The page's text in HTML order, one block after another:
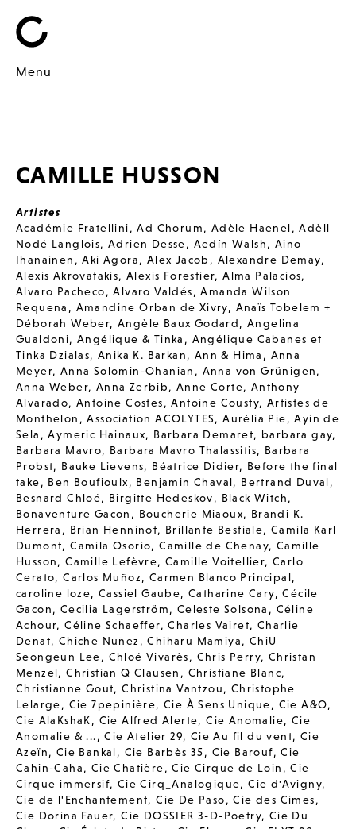
Menu
CAMILLE HUSSON
Artistes
Académie Fratellini,Ad Chorum, Adèle Haenel,Adèll
Nodé Langlois,Adrien Desse, Aedín Walsh, Aino
Ihanainen ,Aki Agora, Alex Jacob , Alexandre Demay,
Alexis Akrovatakis,Alexis Forestier,Alma Palacios,
Alvaro Pacheco,Alvaro Valdés,Amanda Wilson
Requena , Amandine Orban de Xivry, Anaïs Tobelem +
Déborah Weber,Angèle Baux Godard,Angelina
Gualdoni,Angélique & Tinka , Angélique Cabanes et
Tinka Dzialas,Anika K. Barkan, Ann & Hima , Anna
Meyer, Anna Solomin-Ohanian , Anna von Grünigen,
Anna Weber, Anna Zerbib,Anne Corte, Anthony
Alvarado,Antoine Costes,Antoine Cousty, Artistes de
Monthelon ,Association ACOLYTES,Aurélia Pie,Ayin de
Sela ,Aymeric Hainaux, Barbara Demaret, barbara gay,
Barbara Mavro, Barbara Mavro Thalassitis, Barbara
Probst, Bauke Lievens, Béatrice Didier, Before the final
take, Ben Boufioulx, Benjamin Chaval, Bertrand Duval,
Besnard Chloé, Birgitte Hedeskov, Black Witch,
Bonaventure Gacon , Boucherie Miaoux, Brandi K.
Herrera , Brian Henninot, Brillante Bestiale,Camila Karl
Dumont,Camila Osorio,Camille de Chenay, Camille
Husson,Camille Lefèvre,Camille Voitellier,Carlo
Cerato,Carlos Muñoz, Carmen Blanco Principal,
caroline loze,Cassiel Gaube,Catharine Cary,Cécile
Gacon, Cecilia Lagerström, Celeste Solsona , Céline
Achour,Céline Schaeffer,Charles Vairet, Charlie
Denat, Chiche Nuñez ,Chiharu Mamiya, ChiU
Seongeun Lee, Chloé Vivarès, Chris Perry, Christan
Menzel,Christian Q Clausen , Christiane Blanc,
Christianne Gout,Christina Vantzou, Christophe
Lelarge, Cie 7pepinière,Cie À Sens Unique, Cie A&O,
Cie AlaKshaK, Cie Alfred Alerte,Cie Anomalie, Cie
Anomalie & ...,Cie Atelier 29, Cie Au fil du vent, Cie
Azeïn, Cie Bankal, Cie Barbès 35, Cie Barouf,Cie
Cahin-Caha, Cie Chatière,Cie Cirque de Loin ,Cie
Cirque immersif, Cie Cirq_Analogique,Cie d'Avigny,
Cie de l'Enchantement,Cie De Paso,Cie des Cimes,
Cie Dorina Fauer,Cie DOSSIER 3-D-Poetry, Cie Du